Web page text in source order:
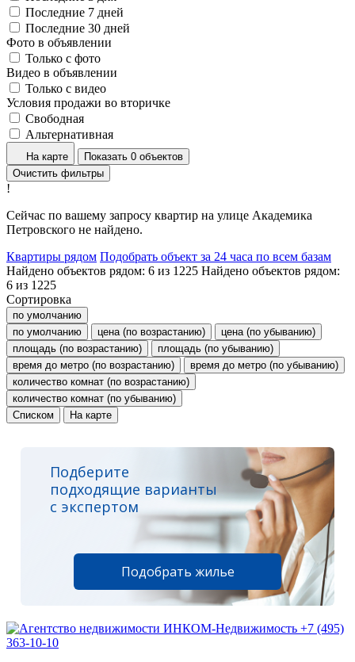
Последние 7 дней
Последние 30 дней
Фото в объявлении
Только с фото
Видео в объявлении
Только с видео
Условия продажи во вторичке
Свободная
Альтернативная
На карте
Показать 0 объектов
Очистить фильтры
!
Сейчас по вашему запросу квартир на улице Академика
Петровского не найдено.
Квартиры рядом Подобрать объект за 24 часа по всем базам
Найдено объектов рядом: 6 из 1225 Найдено объектов рядом:
6 из 1225
Сортировка
по умолчанию
по умолчанию
цена (по возрастанию)
цена (по убыванию)
площадь (по возрастанию)
площадь (по убыванию)
время до метро (по возрастанию)
время до метро (по убыванию)
количество комнат (по возрастанию)
количество комнат (по убыванию)
Списком
На карте
Подберите
подходящие варианты
с экспертом
Подобрать жилье
+7 (495)
363-10-10